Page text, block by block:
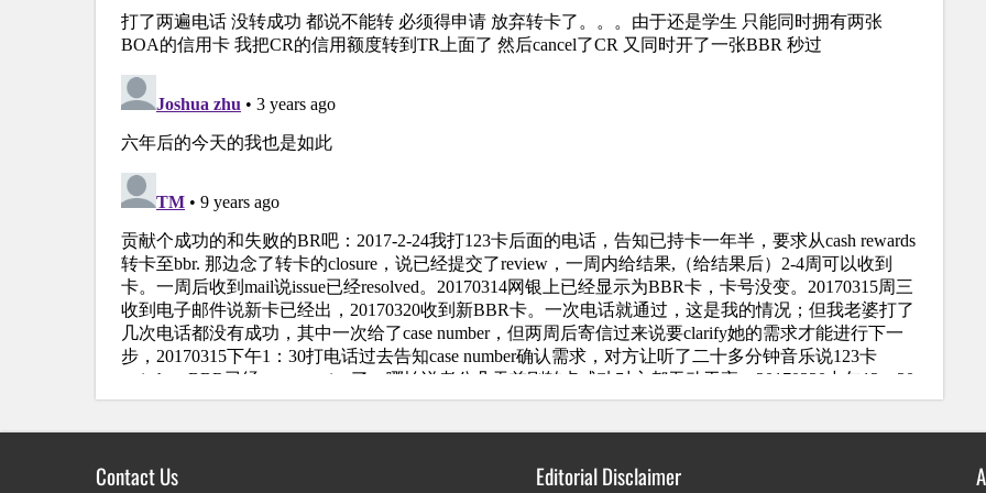
Contact Us Editorial Disclaimer